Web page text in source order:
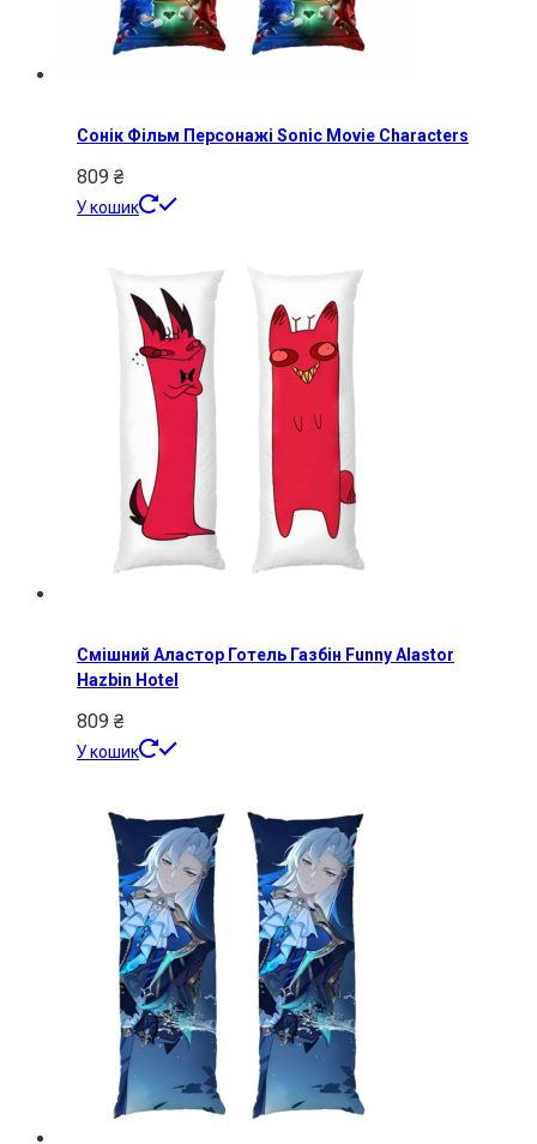
Сонік Фільм Персонажі Sonic Movie Characters
809 ₴
У кошик
Смішний Аластор Готель Газбін Funny Alastor
Hazbin Hotel
809 ₴
У кошик